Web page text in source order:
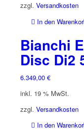
zzgl. Versandkosten
In den
Bianchi
Disc Di2
6.349,00 €
inkl. 19 % MwSt.
zzgl. Versandkosten
In den